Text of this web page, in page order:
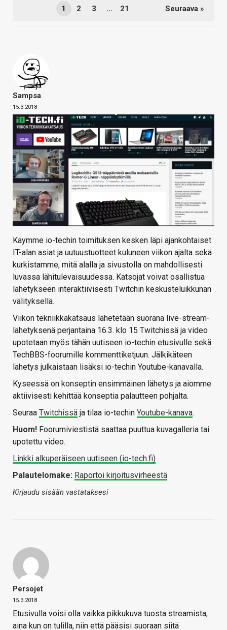
1 2 3 … 21 Seuraava »
Sampsa
15.3.2018
Käymme io-techin toimituksen kesken läpi ajankohtaiset
IT-alan asiat ja uutuustuotteet kuluneen viikon ajalta sekä
kurkistamme, mitä alalla ja sivustolla on mahdollisesti
luvassa lähitulevaisuudessa. Katsojat voivat osallistua
lähetykseen interaktiivisesti Twitchin keskusteluikkunan
välityksellä.
Viikon tekniikkakatsaus lähetetään suorana live-stream-
lähetyksenä perjantaina 16.3. klo 15 Twitchissä ja video
upotetaan myös tähän uutiseen io-techin etusivulle sekä
TechBBS-foorumille kommenttiketjuun. Jälkikäteen
lähetys julkaistaan lisäksi io-techin Youtube-kanavalla.
Kyseessä on konseptin ensimmäinen lähetys ja aiomme
aktiivisesti kehittää konseptia palautteen pohjalta.
Seuraa Twitchissä ja tilaa io-techin Youtube-kanava.
Huom! Foorumiviestistä saattaa puuttua kuvagalleria tai
upotettu video.
Linkki alkuperäiseen uutiseen (io-tech.fi)
Palautelomake: Raportoi kirjoitusvirheestä
Kirjaudu sisään vastataksesi
Persojet
15.3.2018
Etusivulla voisi olla vaikka pikkukuva tuosta streamista,
aina kun on tulilla, niin että pääsisi suoraan siitä